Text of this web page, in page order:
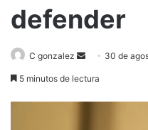
defender
C gonzalez
Send 30 de
5 minutos de lectura